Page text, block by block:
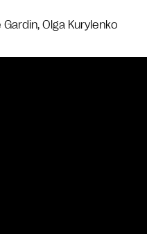
Olga Kurylenko